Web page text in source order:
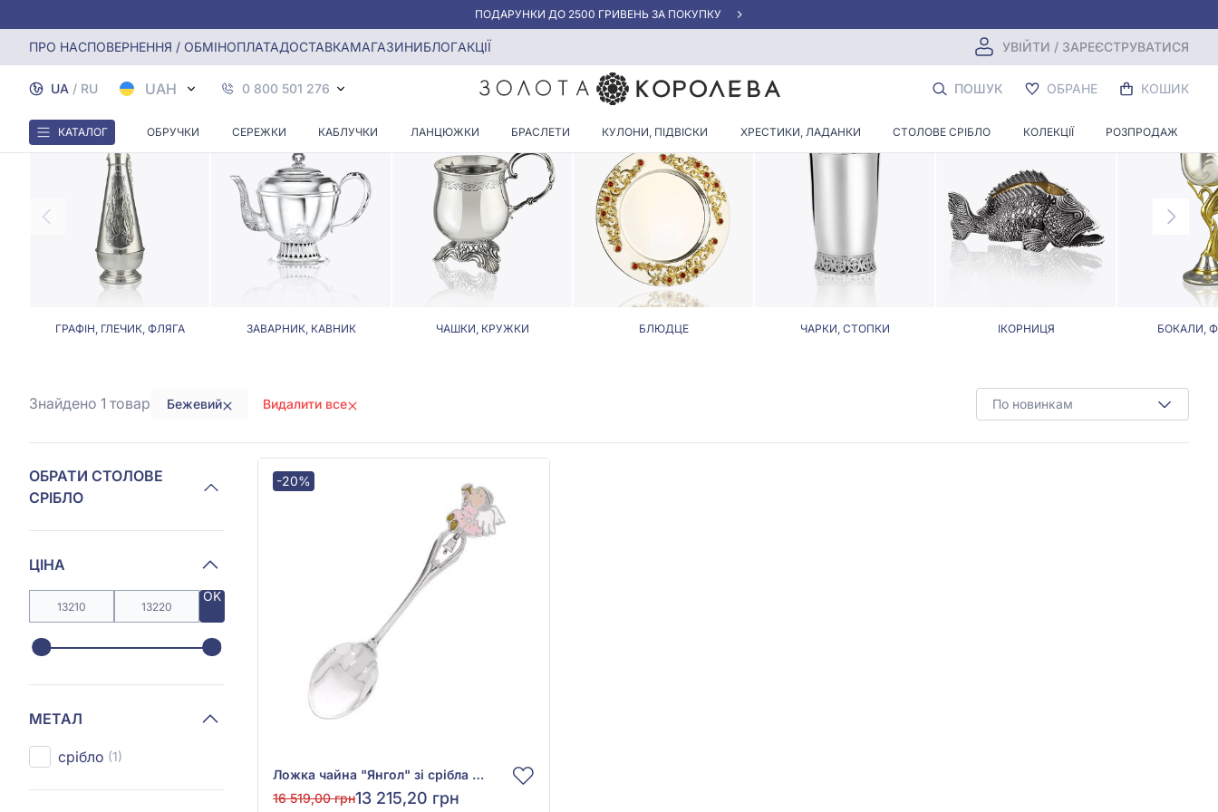
АКЦІЯ ДЛЯ КЛІЄНТІВ "НОВА ПОШТА"
ПРО НАСПОВЕРНЕННЯ / ОБМІНОПЛАТАДОСТАВКАМАГАЗИНИБЛОГАКЦІЇ УВІЙТИ / ЗАРЕЄСТРУВАТИСЯ
UA / RU UAH 0 800 501 276 ПОШУК ОБРАНЕ КОШИК
КАТАЛОГ ОБРУЧКИ СЕРЕЖКИ КАБЛУЧКИ ЛАНЦЮЖКИ БРАСЛЕТИ КУЛОНИ, ПІДВІСКИ ХРЕСТИКИ, ЛАДАНКИ СТОЛОВЕ СРІБЛО КОЛЕКЦІЇ РОЗПРОДАЖ
Головна Столове срібло Столове срібло з бежевим камінням
СТОЛОВЕ СРІБЛО З БЕЖЕВИМ КАМІННЯМ
ГРАФІН, ГЛЕЧИК, ФЛЯГА ЗАВАРНИК, КАВНИК ЧАШКИ, КРУЖКИ БЛЮДЦЕ ЧАРКИ, СТОПКИ ІКОРНИЦЯ БОКАЛИ,
По новинкам
Знайдено 1 товар Бежевий Видалити все
ОБРАТИ СТОЛОВЕ
СРІБЛО
ЦІНА
OK
МЕТАЛ
срібло (1)
-20%
Ложка чайна "Янгол" зі срібла 925° з фіанітом та рожевою, жовтою й помаранчевою емаллю, арт. Ложка 24 Ангелок эм
16 519,00 грн13 215,20 грн